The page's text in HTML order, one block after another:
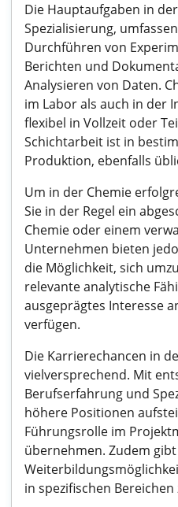
Die Hauptaufgaben in
Spezialisierung,
Durchführen von
Berichten und
Analysieren von Daten.
im Labor als auch in der
flexibel in Vollzeit oder
Schichtarbeit ist in
Produktion, ebenfalls
Um in der Chemie
Sie in der Regel ein
Chemie oder einem
Unternehmen bieten
die Möglichkeit, sich
relevante analytische
ausgeprägtes Interesse
verfügen.
Die Karrierechancen in
vielversprechend. Mit
Berufserfahrung und
höhere Positionen
Führungsrolle im
übernehmen. Zudem
in spezifischen